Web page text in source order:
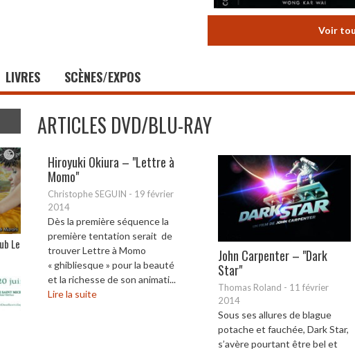
Voir
LIVRES SCÈNES/EXPOS
ARTICLES DVD/BLU-RAY
Hiroyuki Okiura – "Lettre à
Momo"
Christophe SEGUIN - 19 février
2014
Dès la première séquence la
première tentation serait de
trouver Lettre à Momo
« ghibliesque » pour la beauté
et la richesse de son animati...
Lire la suite
John Carpenter – "Dark
Star"
Thomas Roland - 11 février
2014
Sous ses allures de blague
potache et fauchée, Dark Star,
s’avère pourtant être bel et
Le